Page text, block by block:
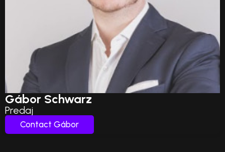
Gábor Schwarz
Predaj
Contact Gábor